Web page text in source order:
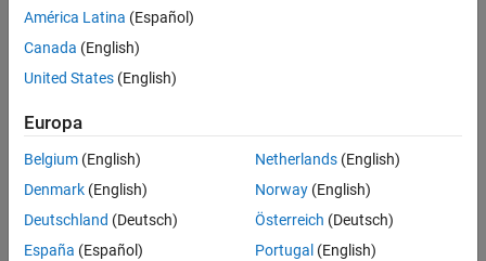
Version History
vectorsxandy. The color of the shape is the current foreground
color.
vector
example
Examples
collapse all
América Latina (Español)
Canada (English)
United States (English)
Europa
Belgium (English)
Denmark (English)
Deutschland (Deutsch)
España (Español)
Netherlands(English)
Norway(English)
Österreich (Deutsch)
Portugal (English)